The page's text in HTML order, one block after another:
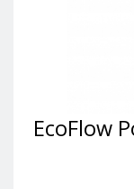
EcoFlow